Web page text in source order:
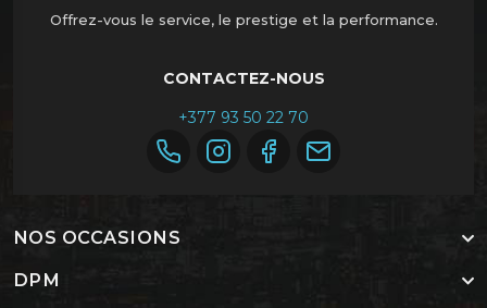
Offrez-vous le service, le prestige et la performance.
CONTACTEZ-NOUS
+377 93 50 22 70
NOS OCCASIONS
DPM